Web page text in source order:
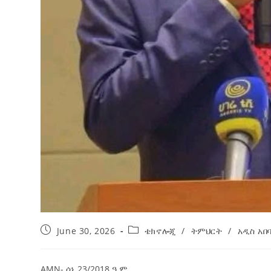
June 30, 2026 ቴክኖሎጂ / ትምህርት / አዲስ